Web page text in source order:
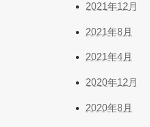
2021年12月
2021年8月
2021年4月
2020年12月
2020年8月